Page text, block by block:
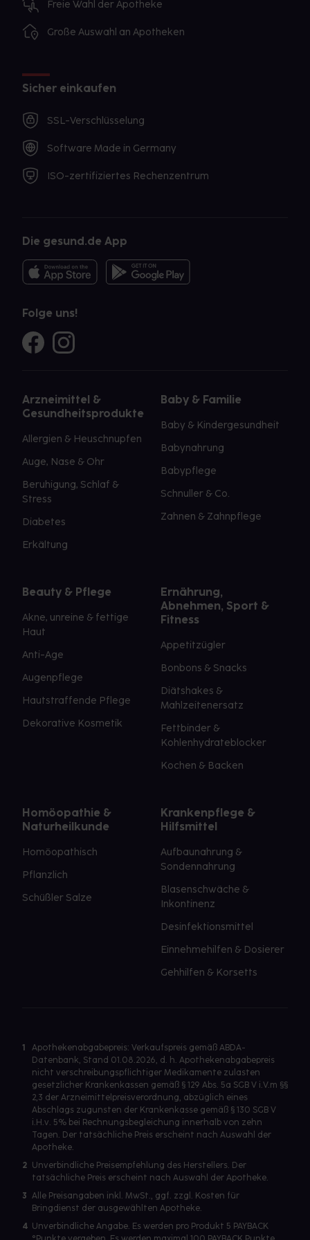
Freie Wahl der Apotheke
Große Auswahl an Apotheken
Sicher einkaufen
SSL-Verschlüsselung
Software Made in Germany
ISO-zertifiziertes Rechenzentrum
Die gesund.de App
Folge uns!
Arzneimittel &
Gesundheitsprodukte
Allergien & Heuschnupfen
Auge, Nase & Ohr
Beruhigung, Schlaf &
Stress
Diabetes
Erkältung
Baby & Familie
Baby & Kindergesundheit
Babynahrung
Babypflege
Schnuller & Co.
Zahnen & Zahnpflege
Beauty & Pflege
Akne, unreine & fettige
Haut
Anti-Age
Augenpflege
Hautstraffende Pflege
Dekorative Kosmetik
Ernährung,
Abnehmen, Sport &
Fitness
Appetitzügler
Bonbons & Snacks
Diätshakes &
Mahlzeitenersatz
Fettbinder &
Kohlenhydrateblocker
Kochen & Backen
Homöopathie &
Naturheilkunde
Homöopathisch
Pflanzlich
Schüßler Salze
Krankenpflege &
Hilfsmittel
Aufbaunahrung &
Sondennahrung
Blasenschwäche &
Inkontinenz
Desinfektionsmittel
Einnehmehilfen & Dosierer
Gehhilfen & Korsetts
1
Apothekenabgabepreis: Verkaufspreis gemäß ABDA-
Datenbank, Stand 01.08.2026, d. h. Apothekenabgabepreis
nicht verschreibungspflichtiger Medikamente zulasten
gesetzlicher Krankenkassen gemäß § 129 Abs. 5a SGB V i.V.m §§
2,3 der Arzneimittelpreisverordnung, abzüglich eines
Abschlags zugunsten der Krankenkasse gemäß § 130 SGB V
i.H.v. 5% bei Rechnungsbegleichung innerhalb von zehn
Tagen. Der tatsächliche Preis erscheint nach Auswahl der
Apotheke.
2 Unverbindliche Preisempfehlung des Herstellers. Der
tatsächliche Preis erscheint nach Auswahl der Apotheke.
3 Alle Preisangaben inkl. MwSt., ggf. zzgl. Kosten für
Bringdienst der ausgewählten Apotheke.
4 Unverbindliche Angabe. Es werden pro Produkt 5 PAYBACK